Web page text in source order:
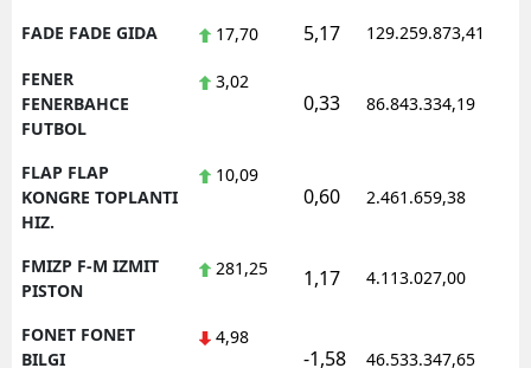
FADE FADE GIDA 17,70 5,17 129.259.873,41
FENER
FENERBAHCE
FUTBOL
3,02
0,33 86.843.334,19
FLAP FLAP
KONGRE TOPLANTI
HIZ.
10,09
0,60 2.461.659,38
FMIZP F-M IZMIT
PISTON
281,25 1,17 4.113.027,00
FONET FONET
BILGI
4,98
-1,58 46.533.347,65